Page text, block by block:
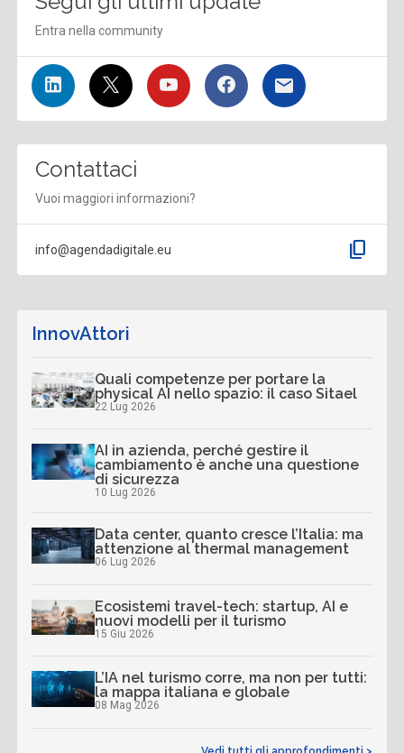
Entra nella community
Contattaci
Vuoi maggiori informazioni?
info@agendadigitale.eu content_copy
InnovAttori
Quali competenze per portare la
physical AI nello spazio: il caso Sitael
22 Lug 2026
AI in azienda, perché gestire il
cambiamento è anche una questione
di sicurezza
10 Lug 2026
Data center, quanto cresce l’Italia: ma
attenzione al thermal management
06 Lug 2026
Ecosistemi travel-tech: startup, AI e
nuovi modelli per il turismo
15 Giu 2026
L’IA nel turismo corre, ma non per tutti:
la mappa italiana e globale
08 Mag 2026